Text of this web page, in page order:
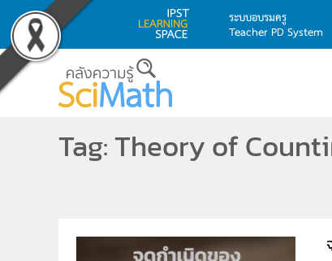
Skip to main content
ระบบอบรมครู
Teacher PD System
Tag: Theory of